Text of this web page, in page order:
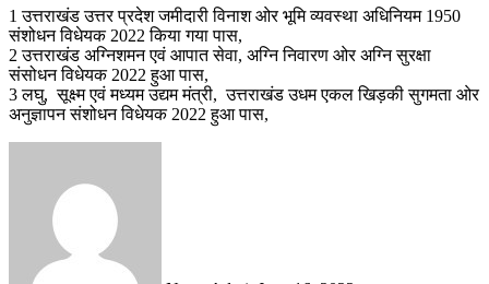
1 उत्तराखंड उत्तर प्रदेश जमीदारी विनाश ओर भूमि व्यवस्था अधिनियम 1950
संशोधन विधेयक 2022 किया गया पास,
2 उत्तराखंड अग्निशमन एवं आपात सेवा, अग्नि निवारण ओर अग्नि सुरक्षा
संसोधन विधेयक 2022 हुआ पास,
3 लघु, सूक्ष्म एवं मध्यम उद्यम मंत्री, उत्तराखंड उधम एकल खिड़की सुगमता ओर
अनुज्ञापन संशोधन विधेयक 2022 हुआ पास,